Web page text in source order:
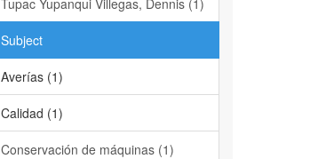
Tupac Yupanqui Villegas, Dennis (1)
Subject
Averías (1)
Calidad (1)
Conservación de máquinas (1)